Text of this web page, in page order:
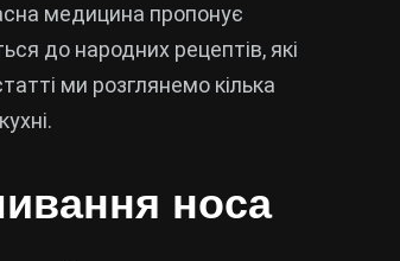
медицина пропонує
до народних рецептів, які
ми розглянемо кілька
носа